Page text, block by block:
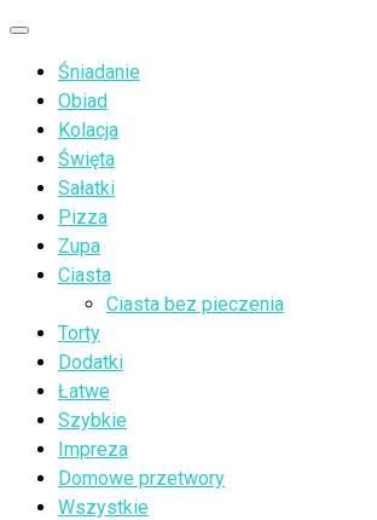
Przejdź
treści
Menu
Śniadanie
Obiad
Kolacja
Święta
Sałatki
Pizza
Zupa
Ciasta
Ciasta bez pieczenia
Torty
Dodatki
Łatwe
Szybkie
Impreza
Domowe przetwory
Wszystkie